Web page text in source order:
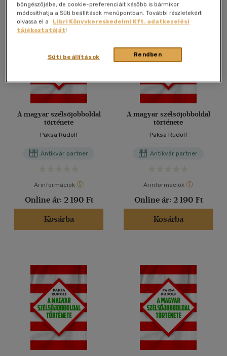
A magyar szélsőjobboldal
története
Paksa Rudolf
Antikvár partner
Árinformációk
Online ár: 2 190 Ft
Kosárba
A magyar szélsőjobboldal
története
Paksa Rudolf
Antikvár partner
Árinformációk
Online ár: 2 190 Ft
Kosárba
böngészőjébe, de cookie-preferenciáit később is bármikor
módosíthatja a Süti beállítások menüpontban. További részletekért
olvassa el a
Libri Könyvkereskedelmi Kft. adatkezelési
tájékoztatóját!
Rendben
Süti beállítások